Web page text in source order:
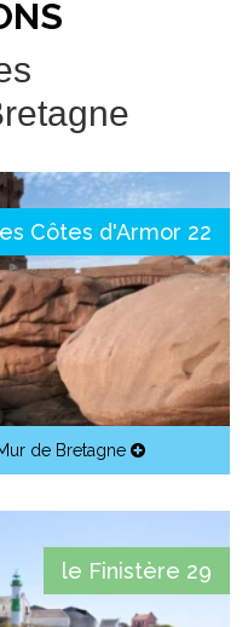
Côtes d'Armor 22
de Bretagne
le Finistère 29